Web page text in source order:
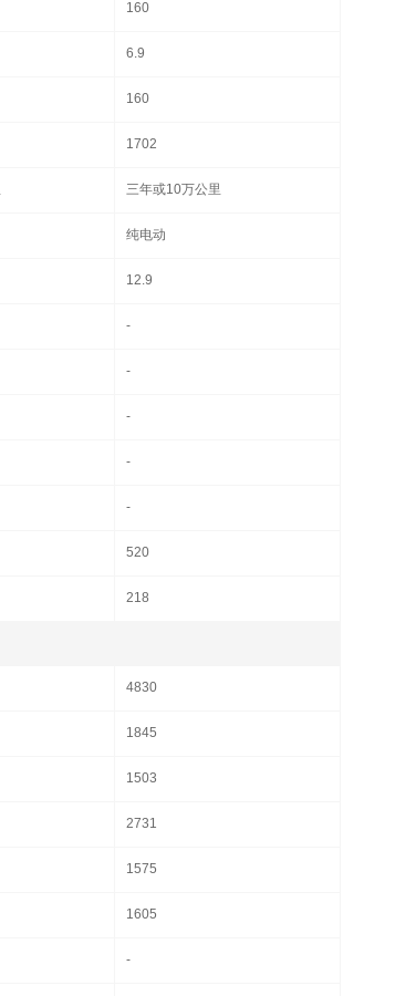
160
6.9
160
1702
三年或10万公里
纯电动
12.9
-
-
-
-
-
520
218
4830
1845
1503
2731
1575
1605
-